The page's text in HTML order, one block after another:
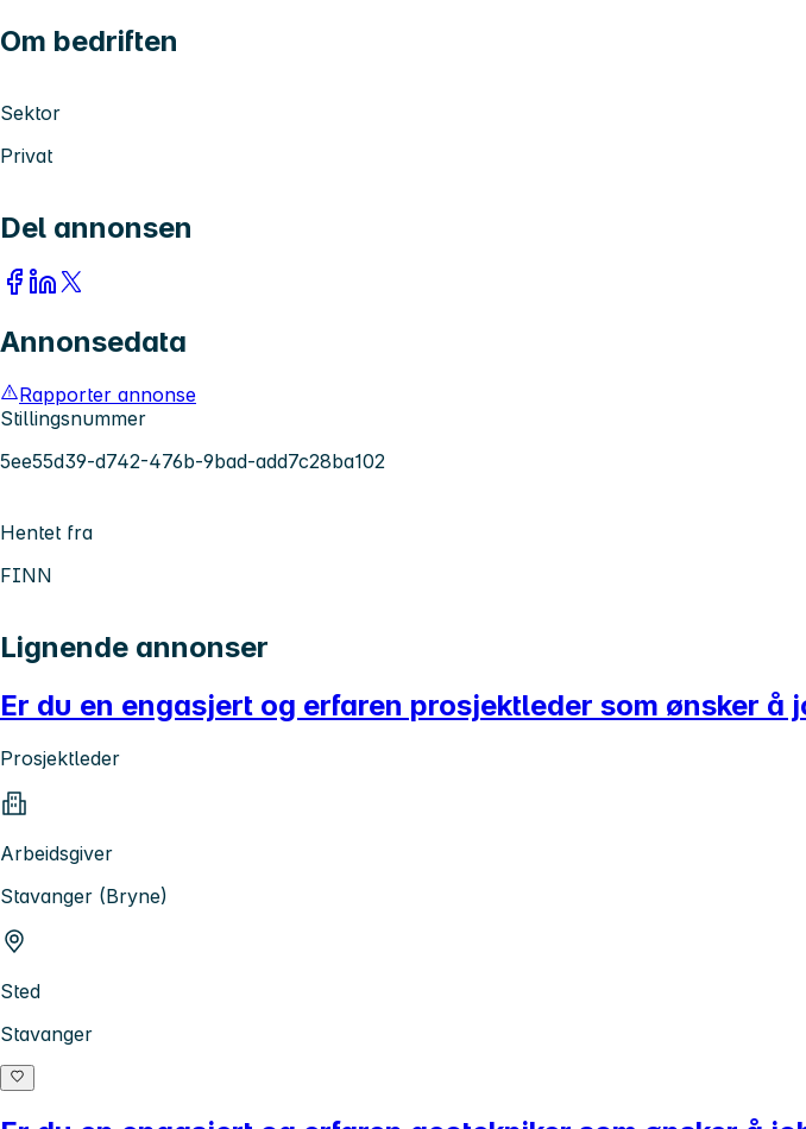
Om bedriften
Sektor
Privat
Del annonsen
Annonsedata
Rapporter annonse
Stillingsnummer
5ee55d39-d742-476b-9bad-add7c28ba102
Hentet fra
FINN
Lignende annonser
Er du en engasjert og erfaren prosjektleder som ønsker
Prosjektleder
Arbeidsgiver
Stavanger (Bryne)
Sted
Stavanger